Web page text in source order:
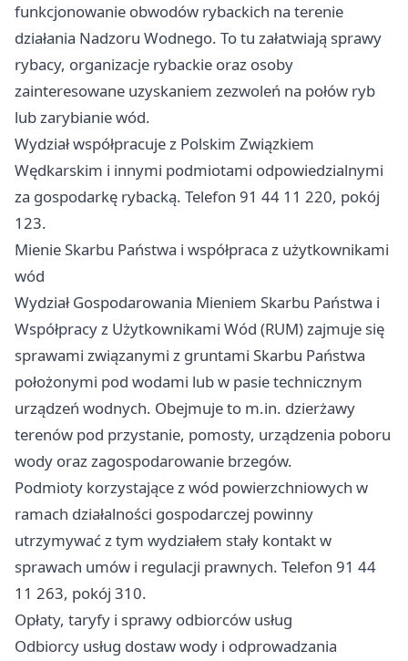
funkcjonowanie obwodów rybackich na terenie
działania Nadzoru Wodnego. To tu załatwiają sprawy
rybacy, organizacje rybackie oraz osoby
zainteresowane uzyskaniem zezwoleń na połów ryb
lub zarybianie wód.
Wydział współpracuje z Polskim Związkiem
Wędkarskim i innymi podmiotami odpowiedzialnymi
za gospodarkę rybacką. Telefon 91 44 11 220, pokój
123.
Mienie Skarbu Państwa i współpraca z użytkownikami
wód
Wydział Gospodarowania Mieniem Skarbu Państwa i
Współpracy z Użytkownikami Wód (RUM) zajmuje się
sprawami związanymi z gruntami Skarbu Państwa
położonymi pod wodami lub w pasie technicznym
urządzeń wodnych. Obejmuje to m.in. dzierżawy
terenów pod przystanie, pomosty, urządzenia poboru
wody oraz zagospodarowanie brzegów.
Podmioty korzystające z wód powierzchniowych w
ramach działalności gospodarczej powinny
utrzymywać z tym wydziałem stały kontakt w
sprawach umów i regulacji prawnych. Telefon 91 44
11 263, pokój 310.
Opłaty, taryfy i sprawy odbiorców usług
Odbiorcy usług dostaw wody i odprowadzania